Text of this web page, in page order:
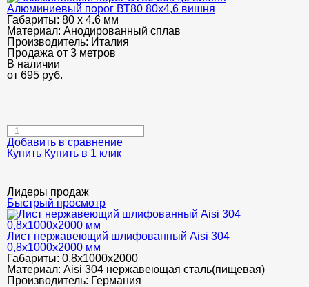
Алюминиевый порог ВТ80 80х4,6 вишня
Габариты: 80 х 4.6 мм
Материал: Анодированный сплав
Производитель: Италия
Продажа от 3 метров
В наличии
от 695 руб.
Добавить в сравнение
Купить Купить в 1 клик
Лидеры продаж
Быстрый просмотр
Лист нержавеющий шлифованный Aisi 304
0,8х1000х2000 мм
Габариты: 0,8х1000х2000
Материал: Aisi 304 нержавеющая сталь(пищевая)
Производитель: Германия